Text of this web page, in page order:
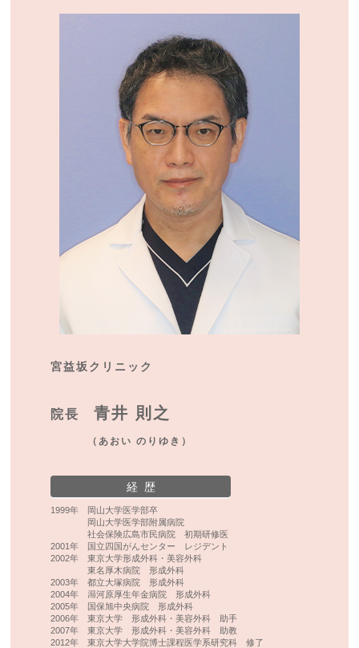
宮益坂クリニック
院長青井 則之
（あおい のりゆき）
経 歴
1999年 岡山大学医学部卒
岡山大学医学部附属病院
社会保険広島市民病院 初期研修医
2001年 国立四国がんセンター レジデント
2002年 東京大学形成外科・美容外科
東名厚木病院 形成外科
2003年 都立大塚病院 形成外科
2004年 湯河原厚生年金病院 形成外科
2005年 国保旭中央病院 形成外科
2006年 東京大学 形成外科・美容外科 助手
2007年 東京大学 形成外科・美容外科 助教
2012年 東京大学大学院博士課程医学系研究科 修了